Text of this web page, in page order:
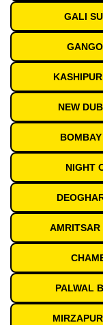
GALI
NEW
NIGHT
AMRITSAR
PALWAL